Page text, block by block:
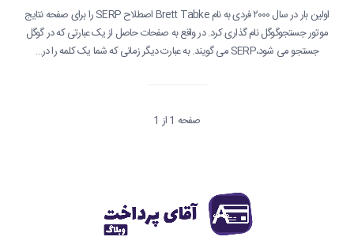
اولین بار در سال ۲۰۰۰ فردی به نام Brett Tabke اصطلاح SERP را برای صفحه نتایج
موتور جستجوگوگل نام گذاری کرد. در واقع به صفحات حاصل از یک عبارتی که در گوگل
جستجو می شود،SERP می گویند. به عبارت دیگر زمانی که شما یک کلمه را در…
صفحه 1 از 1